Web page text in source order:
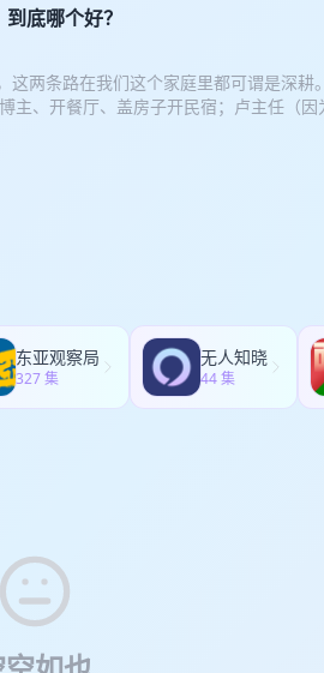
有 北京最好的中学，顶配的教育资源，
。 18:20 人生最没用的事：当“篾片相公
后来发现那全是没用的。向上社交不存在
高兴”才是真正的自由。 * 24:00 你以为
不算越界？ 54:00不告诉伴侣的异性饭局
界？ 59:00 把“你要信任我”当做挡箭牌
人，都值得拥有一个把你捧在手心儿里的
该忠诚，这是最基本的底线。那个让你
己～。你该幸福，先爱自己。 收听愉快
新的活法。 46:45 卢主任：偷懒被揭穿
而坚定那一套 53:40 卢主任：除了想好
只有想让别人都si了算了的时刻！！
自己捏不到位、出门按摩没时间、肩颈硬
松快”的随身师傅： √双重按摩手法：上
频率敲斜方肌（1200次/分钟），不是空
深度理疗任意切换。 √红光艾灸热敷：石
3、在淘宝搜索：“妙界〞 找到【妙
底哪个好？
这两条路在我们这个家庭里都可谓是深耕
主、开餐厅、盖房子开民宿；卢主任（因
过着稳定的朝九晚五的生活也乐在其中。
这期我们就站在不同的视角分享一丢丢我
好！没准儿这条老路，也能让你走出点
东亚观察局
327 集
无人知晓
44 集